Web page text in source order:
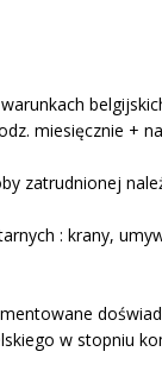
miesięcznie +
zatrudnionej
: krany,
w stopniu